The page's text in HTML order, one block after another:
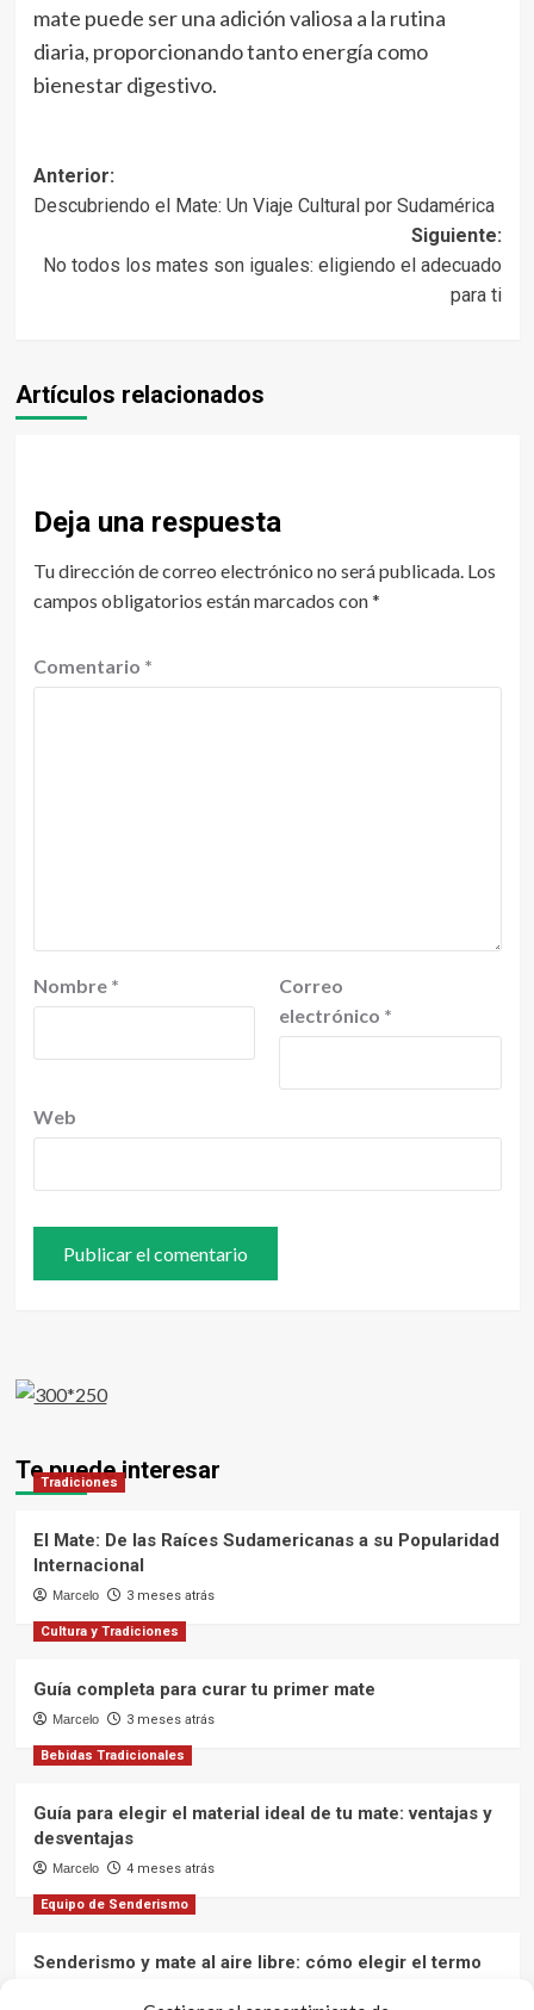
mate puede ser una adición valiosa a la rutina
diaria, proporcionando tanto energía como
bienestar digestivo.
Navegación
de
entradas
Anterior:
Descubriendo el Mate: Un Viaje Cultural por Sudamérica
Siguiente:
No todos los mates son iguales: eligiendo el adecuado
para ti
Artículos relacionados
Deja una respuesta
Tu dirección de correo electrónico no será publicada. Los
campos obligatorios están marcados con*
Comentario *
Nombre *
Correo
electrónico *
Web
Te puede interesar
Tradiciones
El Mate: De las Raíces Sudamericanas a su Popularidad
Internacional
Marcelo 3 meses atrás
Cultura y Tradiciones
Guía completa para curar tu primer mate
Marcelo 3 meses atrás
Bebidas Tradicionales
Guía para elegir el material ideal de tu mate: ventajas y
desventajas
Marcelo 4 meses atrás
Equipo de Senderismo
Senderismo y mate al aire libre: cómo elegir el termo